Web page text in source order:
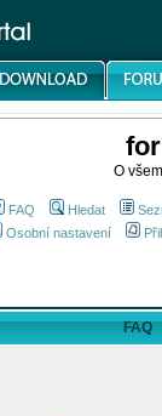
O
FAQ Hledat
Osobní nastavení
FAQ